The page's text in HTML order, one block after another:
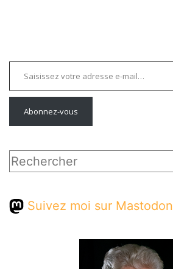
Saisissez votre adresse e-mail…
Abonnez-vous
Rechercher
Suivez moi sur Mastodon